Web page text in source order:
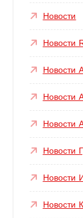
Новости
Новости
Новости
Новости
Новости
Новости
Новости
Новости